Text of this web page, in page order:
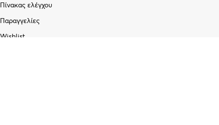
Πίνακας ελέγχου
Παραγγελίες
Wishlist